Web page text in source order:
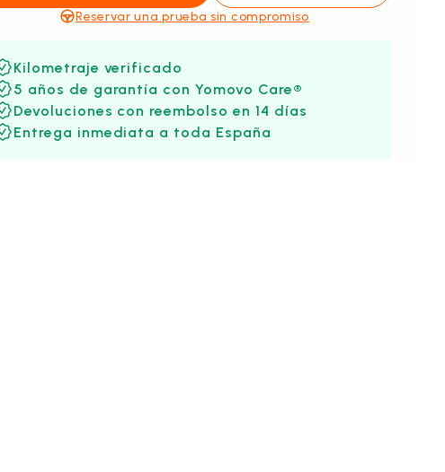
Reservar una prueba sin compromiso
Kilometraje verificado
5 años de garantía con Yomovo Care®
Devoluciones con reembolso en 14 días
Entrega inmediata a toda España